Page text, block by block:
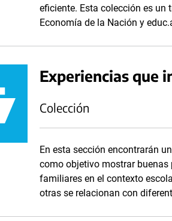
eficiente. Esta colección es un
Economía de la Nación y
Experiencias que
Colección
En esta sección encontrarán
como objetivo mostrar
familiares en el contexto
otras se relacionan con